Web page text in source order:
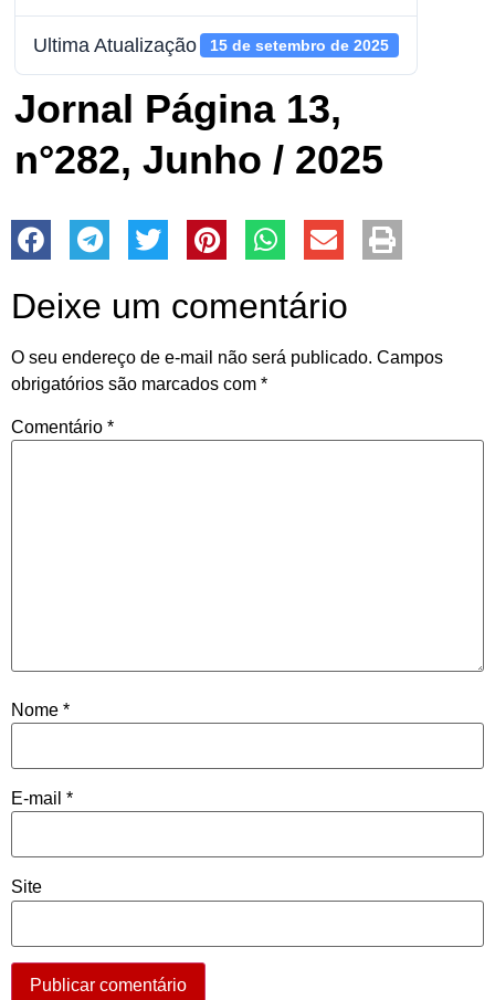
Ultima Atualização 15 de setembro de 2025
Jornal Página 13,
n°282, Junho / 2025
Deixe um comentário
O seu endereço de e-mail não será publicado. Campos
obrigatórios são marcados com *
Comentário *
Nome *
E-mail *
Site